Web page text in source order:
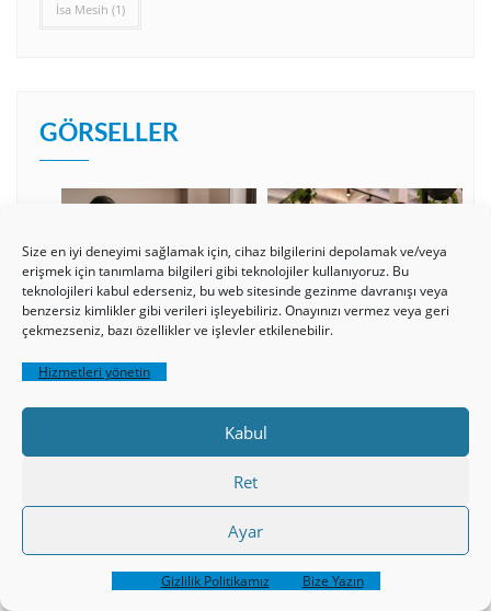
Size en iyi deneyimi sağlamak için, cihaz bilgilerini depolamak ve/veya
erişmek için tanımlama bilgileri gibi teknolojiler kullanıyoruz. Bu
teknolojileri kabul ederseniz, bu web sitesinde gezinme davranışı veya
benzersiz kimlikler gibi verileri işleyebiliriz. Onayınızı vermez veya geri
çekmezseniz, bazı özellikler ve işlevler etkilenebilir.
Hizmetleri yönetin
Kabul
Ret
Ayar
Gizlilik Politikamız Bize Yazın
İsa Mesih (1)
GÖRSELLER